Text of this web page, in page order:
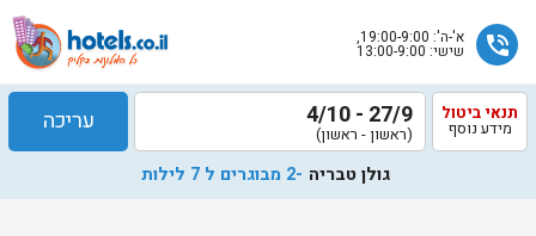
phone_in_talk א'-ה': 19:00-9:00,
שישי: 13:00-9:00
תנאי ביטול
מידע נוסף 27/9 - 4/10
(ראשון - ראשון) עריכה
גולן טבריה -2 מבוגרים ל 7 לילות